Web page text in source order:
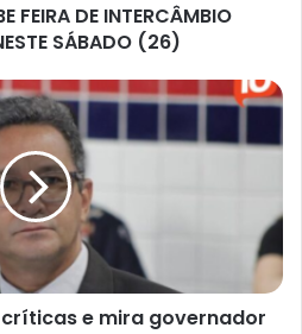
FEIRA DE INTERCÂMBIO
SÁBADO (26)
e mira governador